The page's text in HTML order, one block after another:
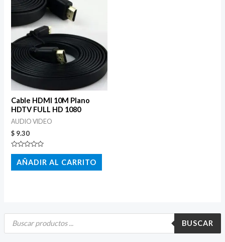
B
BUSCAR
Cable HDMI 10M Plano
HDTV FULL HD 1080
AUDIO VIDEO
$ 9.30
Valorado
con
de
AÑADIR AL CARRITO